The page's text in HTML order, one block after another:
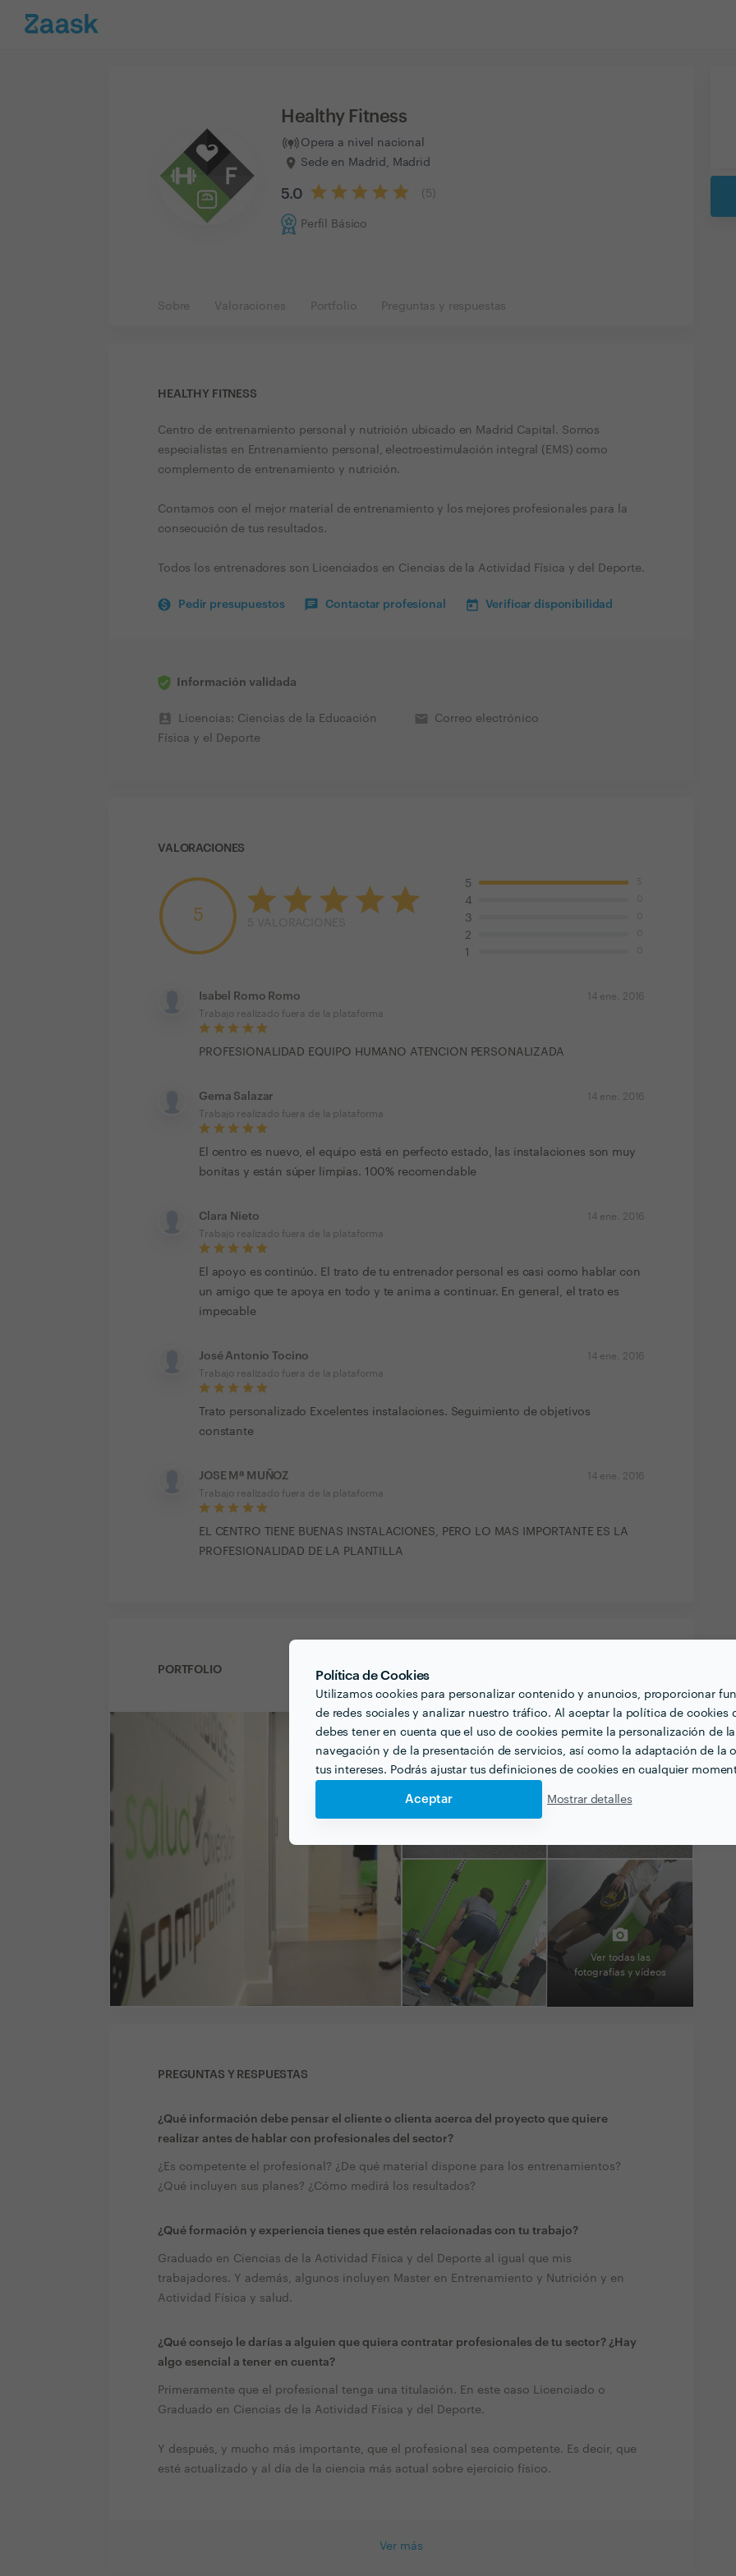
Política de Cookies
Utilizamos cookies para personalizar contenido y anuncios, proporcionar
de redes sociales y analizar nuestro tráfico. Al aceptar la política de cookies
debes tener en cuenta que el uso de cookies permite la personalización de la
navegación y de la presentación de servicios, así como la adaptación de la
tus intereses. Podrás ajustar tus definiciones de cookies en cualquier
Aceptar Mostrar detalles
Healthy Fitness
Opera a nivel nacional
Sede en Madrid, Madrid
5.0 ( 5
Perfil Básico
Sobre Valoraciones Portfolio Preguntas y respuestas
HEALTHY FITNESS
Centro de entrenamiento personal y nutrición ubicado en Madrid Capital. Somos
especialistas en Entrenamiento personal, electroestimulación integral (EMS) como
complemento de entrenamiento y nutrición.
Contamos con el mejor material de entrenamiento y los mejores profesionales para la
consecución de tus resultados.
Todos los entrenadores son Licenciados en Ciencias de la Actividad Física y del Deporte.
Pedir presupuestos Contactar profesional Verificar disponibilidad
Información validada
perm_contact_calendar
Licencias: Ciencias de la Educación
Física y el Deporte
email Correo electrónico
VALORACIONES
5
5
4
3
2
1
Isabel Romo Romo
Trabajo realizado fuera de la plataforma
14 ene. 2016
PROFESIONALIDAD EQUIPO HUMANO ATENCION PERSONALIZADA
Gema Salazar
Trabajo realizado fuera de la plataforma
14 ene. 2016
El centro es nuevo, el equipo está en perfecto estado, las instalaciones son muy
bonitas y están súper limpias. 100% recomendable
Clara Nieto
Trabajo realizado fuera de la plataforma
14 ene. 2016
El apoyo es continúo. El trato de tu entrenador personal es casi como hablar con
un amigo que te apoya en todo y te anima a continuar. En general, el trato es
impecable
José Antonio Tocino
Trabajo realizado fuera de la plataforma
14 ene. 2016
Trato personalizado Excelentes instalaciones. Seguimiento de objetivos
constante
JOSE Mª MUÑOZ
Trabajo realizado fuera de la plataforma
14 ene. 2016
EL CENTRO TIENE BUENAS INSTALACIONES, PERO LO MAS IMPORTANTE ES LA
PROFESIONALIDAD DE LA PLANTILLA
PORTFOLIO
Ver todas las
fotografías y vídeos
PREGUNTAS Y RESPUESTAS
¿Qué información debe pensar el cliente o clienta acerca del proyecto que quiere
realizar antes de hablar con profesionales del sector?
¿Es competente el profesional? ¿De qué material dispone para los entrenamientos?
¿Qué incluyen sus planes? ¿Cómo medirá los resultados?
¿Qué formación y experiencia tienes que estén relacionadas con tu trabajo?
Graduado en Ciencias de la Actividad Física y del Deporte al igual que mis
trabajadores. Y además, algunos incluyen Master en Entrenamiento y Nutrición y en
Actividad Física y salud.
¿Qué consejo le darías a alguien que quiera contratar profesionales de tu sector? ¿Hay
algo esencial a tener en cuenta?
Primeramente que el profesional tenga una titulación. En este caso Licenciado o
Graduado en Ciencias de la Actividad Física y del Deporte.
Y después, y mucho más importante, que el profesional sea competente. Es decir, que
esté actualizado y al día de la ciencia más actual sobre ejercicio físico.
Ver más